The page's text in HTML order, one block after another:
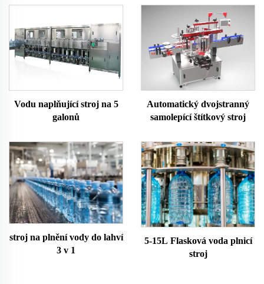
Vodu naplňující stroj na 5
galonů
Automatický dvojstranný
samolepící štítkový stroj
stroj na plnění vody do lahví
3 v 1
5-15L Flasková voda plnicí
stroj